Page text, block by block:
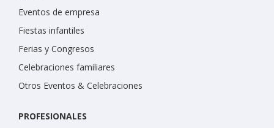
Eventos de empresa
Fiestas infantiles
Ferias y Congresos
Celebraciones familiares
Otros Eventos & Celebraciones
PROFESIONALES